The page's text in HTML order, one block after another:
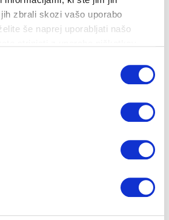
zbrali skozi vašo uporabo
še naprej uporabljati našo